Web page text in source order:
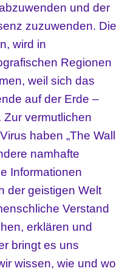
und der
zuzuwenden. Die
wird in
Regionen
weil sich das
auf der Erde –
Zur vermutlichen
haben „The Wall
namhafte
Informationen
der geistigen Welt
Verstand
erklären und
bringt es uns
wissen, wie und wo